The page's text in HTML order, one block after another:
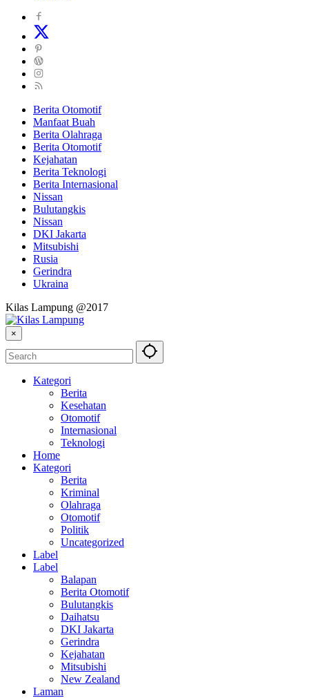
Berita Otomotif
Manfaat Buah
Berita Olahraga
Berita Otomotif
Kejahatan
Berita Teknologi
Berita Internasional
Nissan
Bulutangkis
Nissan
DKI Jakarta
Mitsubishi
Rusia
Gerindra
Ukraina
Kilas Lampung @2017
×
Kategori
Berita
Kesehatan
Otomotif
Internasional
Teknologi
Home
Kategori
Berita
Kriminal
Olahraga
Otomotif
Politik
Uncategorized
Label
Label
Balapan
Berita Otomotif
Bulutangkis
Daihatsu
DKI Jakarta
Gerindra
Kejahatan
Mitsubishi
New Zealand
Laman